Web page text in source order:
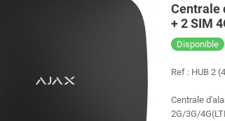
Centrale
+ 2 SIM
Disponible
Ref : HUB 2
Centrale
2G/3G/